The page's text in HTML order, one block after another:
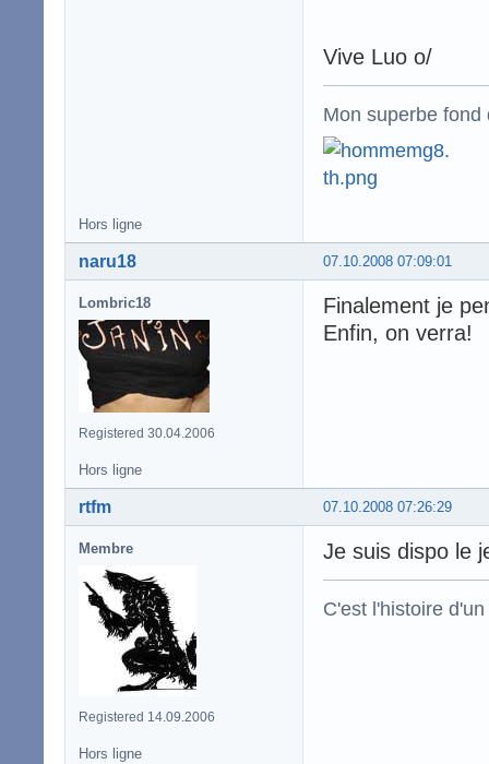
Vive Luo o/
Mon superbe fond
Hors ligne
07.10.2008 07:09:01
naru18
Lombric18
Registered 30.04.2006
Finalement je
Enfin, on verra!
Hors ligne
07.10.2008 07:26:29
rtfm
Membre
Registered 14.09.2006
Je suis dispo le
C'est l'histoire
Hors ligne